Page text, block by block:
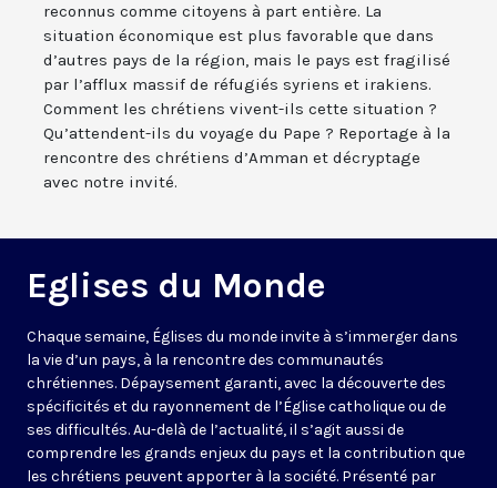
reconnus comme citoyens à part entière. La
situation économique est plus favorable que dans
d’autres pays de la région, mais le pays est fragilisé
par l’afflux massif de réfugiés syriens et irakiens.
Comment les chrétiens vivent-ils cette situation ?
Qu’attendent-ils du voyage du Pape ? Reportage à la
rencontre des chrétiens d’Amman et décryptage
avec notre invité.
Eglises du Monde
Chaque semaine, Églises du monde invite à s’immerger dans
la vie d’un pays, à la rencontre des communautés
chrétiennes. Dépaysement garanti, avec la découverte des
spécificités et du rayonnement de l’Église catholique ou de
ses difficultés. Au-delà de l’actualité, il s’agit aussi de
comprendre les grands enjeux du pays et la contribution que
les chrétiens peuvent apporter à la société. Présenté par